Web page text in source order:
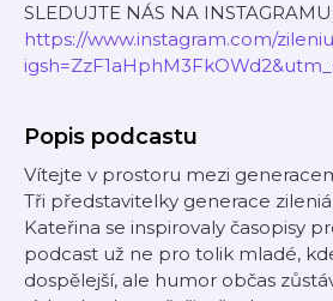
SLEDUJTE NÁS NA INSTAGRAMU:
⁠https://www.instagram.com/
Popis podcastu
Vítejte v prostoru mezi
Tři představitelky generace
Kateřina se inspirovaly časopisy
podcast už ne pro tolik mladé,
dospělejší, ale humor občas